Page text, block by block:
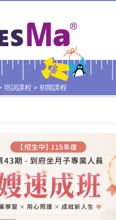
培訓課程 > 初階課程